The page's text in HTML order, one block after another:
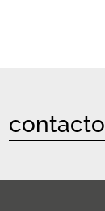
contacto